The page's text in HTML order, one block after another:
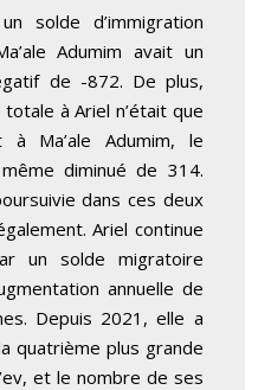
solde d’immigration
Adumim avait un
de -872. De plus,
totale à Ariel n’était que
Ma’ale Adumim, le
diminué de 314.
dans ces deux
Ariel continue
un solde migratoire
annuelle de
Depuis 2021, elle a
quatrième plus grande
et le nombre de ses